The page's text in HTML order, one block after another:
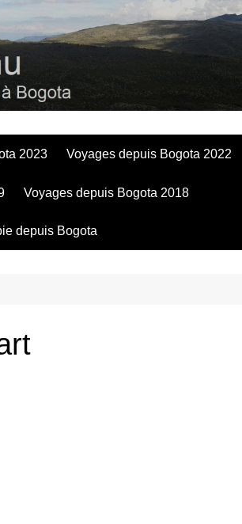
2023 Voyages depuis Bogota 2022
Voyages depuis Bogota 2018
depuis Bogota